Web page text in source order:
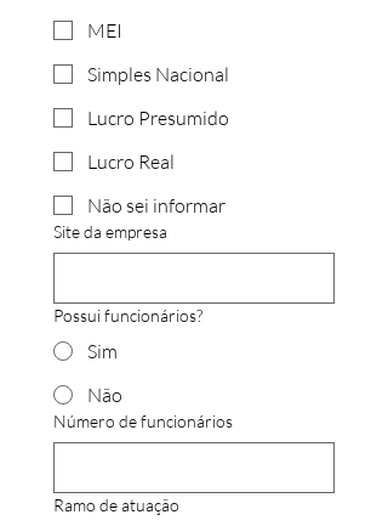
MEI
Simples Nacional
Lucro Presumido
Lucro Real
Não sei informar
Site da empresa
Possui funcionários?
Sim
Não
Número de funcionários
Ramo de atuação